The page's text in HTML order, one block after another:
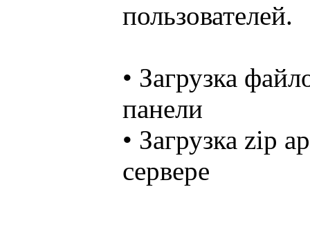
пользователей.
• Загрузка
панели
• Загрузка zip
сервере